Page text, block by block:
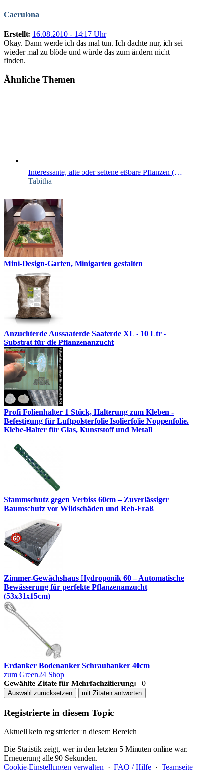
Caerulona
Erstellt: 16.08.2010 - 14:17 Uhr
Okay. Dann werde ich das mal tun. Ich dachte nur, ich sei
wieder mal zu blöde und würde das zum ändern nicht
finden.
Ähnliche Themen
Interessante, alte oder seltene eßbare Pflanzen (Gemüse)
Tabitha
Mini-Design-Garten, Minigarten gestalten
Anzuchterde Aussaaterde Saaterde XL - 10 Ltr -
Substrat für die Pflanzenanzucht
Profi Folienhalter 1 Stück, Halterung zum Kleben -
Befestigung für Luftpolsterfolie Isolierfolie Noppenfolie.
Klebe-Halter für Glas, Kunststoff und Metall
Stammschutz gegen Verbiss 60cm – Zuverlässiger
Baumschutz vor Wildschäden und Reh-Fraß
Zimmer-Gewächshaus Hydroponik 60 – Automatische
Bewässerung für perfekte Pflanzenanzucht
(53x31x15cm)
Erdanker Bodenanker Schraubanker 40cm
zum Green24 Shop
Gewählte Zitate für Mehrfachzitierung:
0
Auswahl zurücksetzen mit Zitaten antworten
Registrierte in diesem Topic
Aktuell kein registrierter in diesem Bereich
Die Statistik zeigt, wer in den letzten 5 Minuten online war.
Erneuerung alle 90 Sekunden.
Cookie-Einstellungen verwalten · FAQ / Hilfe · Teamseite